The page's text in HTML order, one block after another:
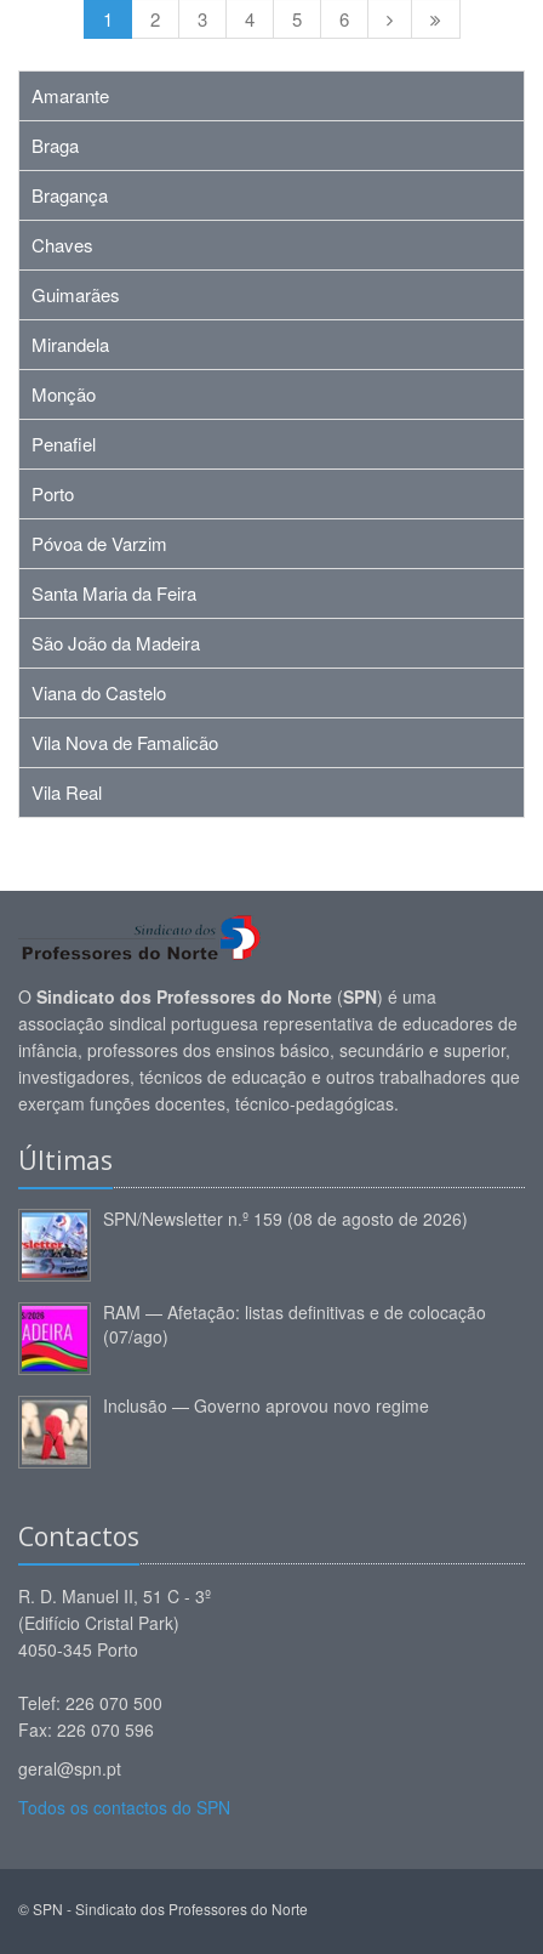
1 2 3 4 5 6
Amarante
Braga
Bragança
Chaves
Guimarães
Mirandela
Monção
Penafiel
Porto
Póvoa de Varzim
Santa Maria da Feira
São João da Madeira
Viana do Castelo
Vila Nova de Famalicão
Vila Real
O Sindicato dos Professores do Norte (SPN) é uma
associação sindical portuguesa representativa de educadores de
infância, professores dos ensinos básico, secundário e superior,
investigadores, técnicos de educação e outros trabalhadores que
exerçam funções docentes, técnico-pedagógicas.
Últimas
SPN/Newsletter n.º 159 (08 de agosto de 2026)
RAM — Afetação: listas definitivas e de colocação
(07/ago)
Inclusão — Governo aprovou novo regime
Contactos
R. D. Manuel II, 51 C - 3º
(Edifício Cristal Park)
4050-345 Porto
Telef: 226 070 500
Fax: 226 070 596
geral@spn.pt
Todos os contactos do SPN
© SPN - Sindicato dos Professores do Norte